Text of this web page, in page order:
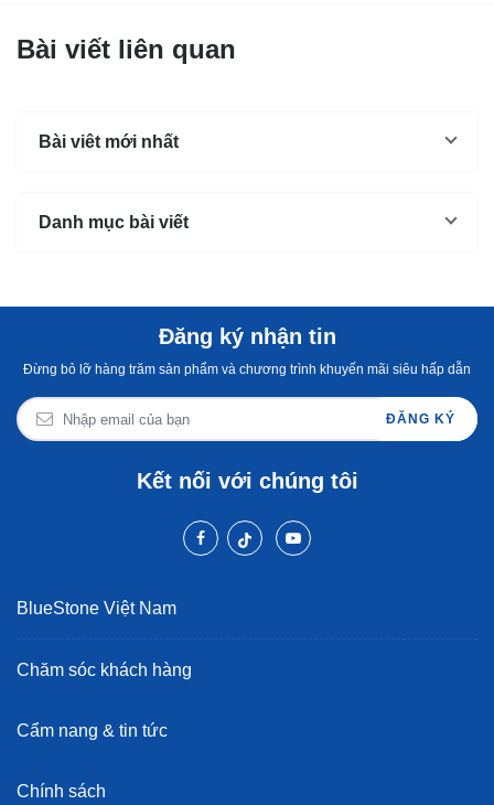
Bài viết liên quan
Bài viêt mới nhất
Danh mục bài viết
Đăng ký nhận tin
Đừng bỏ lỡ hàng trăm sản phẩm và chương trình khuyến mãi siêu hấp dẫn
ĐĂNG KÝ
Kết nối với chúng tôi
BlueStone Việt Nam
Chăm sóc khách hàng
Cẩm nang & tin tức
Chính sách